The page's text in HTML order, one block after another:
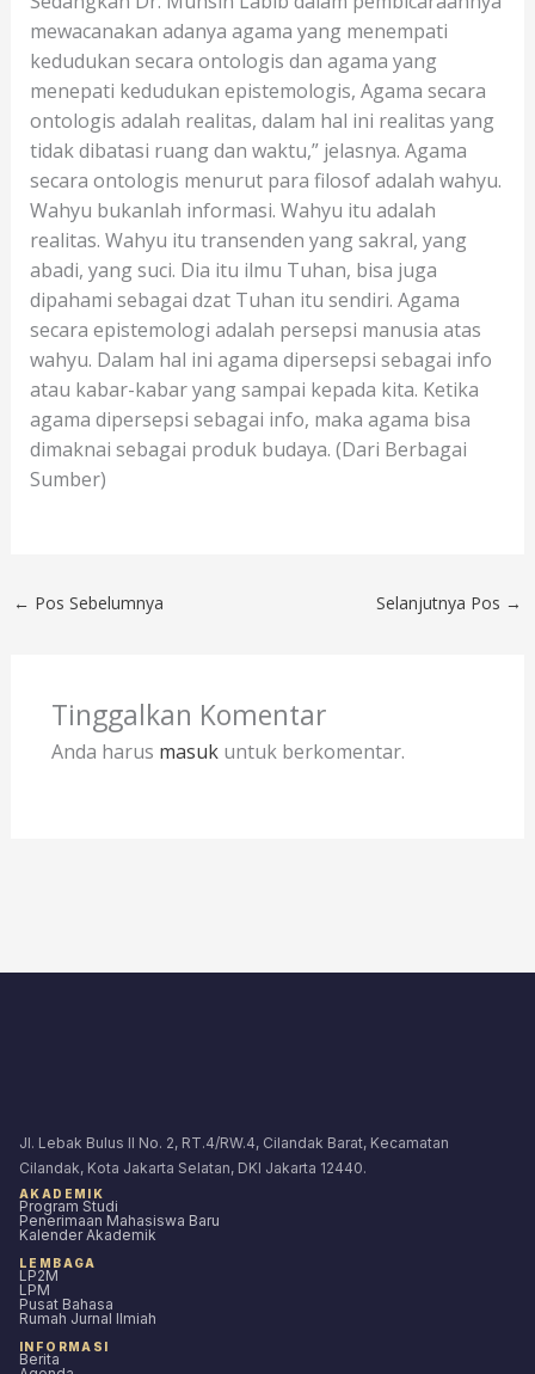
mewacanakan adanya agama yang menempati
kedudukan secara ontologis dan agama yang
menepati kedudukan epistemologis, Agama secara
ontologis adalah realitas, dalam hal ini realitas yang
tidak dibatasi ruang dan waktu,” jelasnya. Agama
secara ontologis menurut para filosof adalah wahyu.
Wahyu bukanlah informasi. Wahyu itu adalah
realitas. Wahyu itu transenden yang sakral, yang
abadi, yang suci. Dia itu ilmu Tuhan, bisa juga
dipahami sebagai dzat Tuhan itu sendiri. Agama
secara epistemologi adalah persepsi manusia atas
wahyu. Dalam hal ini agama dipersepsi sebagai info
atau kabar-kabar yang sampai kepada kita. Ketika
agama dipersepsi sebagai info, maka agama bisa
dimaknai sebagai produk budaya. (Dari Berbagai
Sumber)
← Pos Sebelumnya Selanjutnya Pos →
Tinggalkan Komentar
Anda harus masukuntuk berkomentar.
Jl. Lebak Bulus II No. 2, RT.4/RW.4, Cilandak Barat, Kecamatan
Cilandak, Kota Jakarta Selatan, DKI Jakarta 12440.
AKADEMIK
Program Studi
Penerimaan Mahasiswa Baru
Kalender Akademik
LEMBAGA
LP2M
LPM
Pusat Bahasa
Rumah Jurnal Ilmiah
INFORMASI
Berita